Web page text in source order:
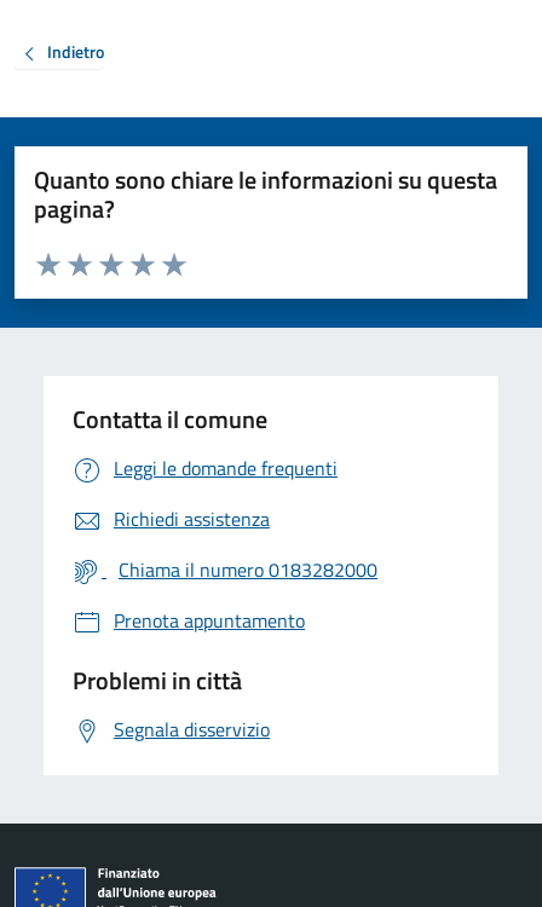
Indietro
Quanto sono chiare le informazioni su questa
pagina?
Valuta da 1 a 5 stelle la pagina
Valuta 5 stelle su 5
Valuta 4 stelle su 5
Valuta 3 stelle su 5
Valuta 2 stelle su 5
Valuta 1 stelle su 5
Contatta il comune
Leggi le domande frequenti
Richiedi assistenza
Chiama il numero 0183282000
Prenota appuntamento
Problemi in città
Segnala disservizio